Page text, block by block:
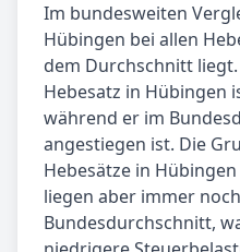
Im bundesweiten
Hübingen bei allen
dem Durchschnitt
Hebesatz in Hübingen
während er im
angestiegen ist. Die
Hebesätze in
liegen aber immer
Bundesdurchschnitt,